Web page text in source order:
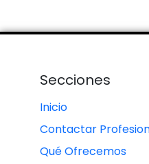
Secciones
Inicio
Contactar
Qué Ofrecemos